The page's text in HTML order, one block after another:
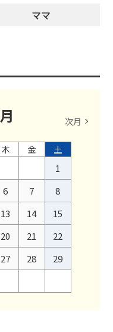
ママ
月 次月
木 金
土
1
6 7
8
13 14
15
20 21
22
27 28
29